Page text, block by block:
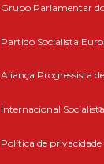
Grupo Parlamentar
Partido Socialista
Aliança Progressista
Internacional Socialista
Política de privacidade